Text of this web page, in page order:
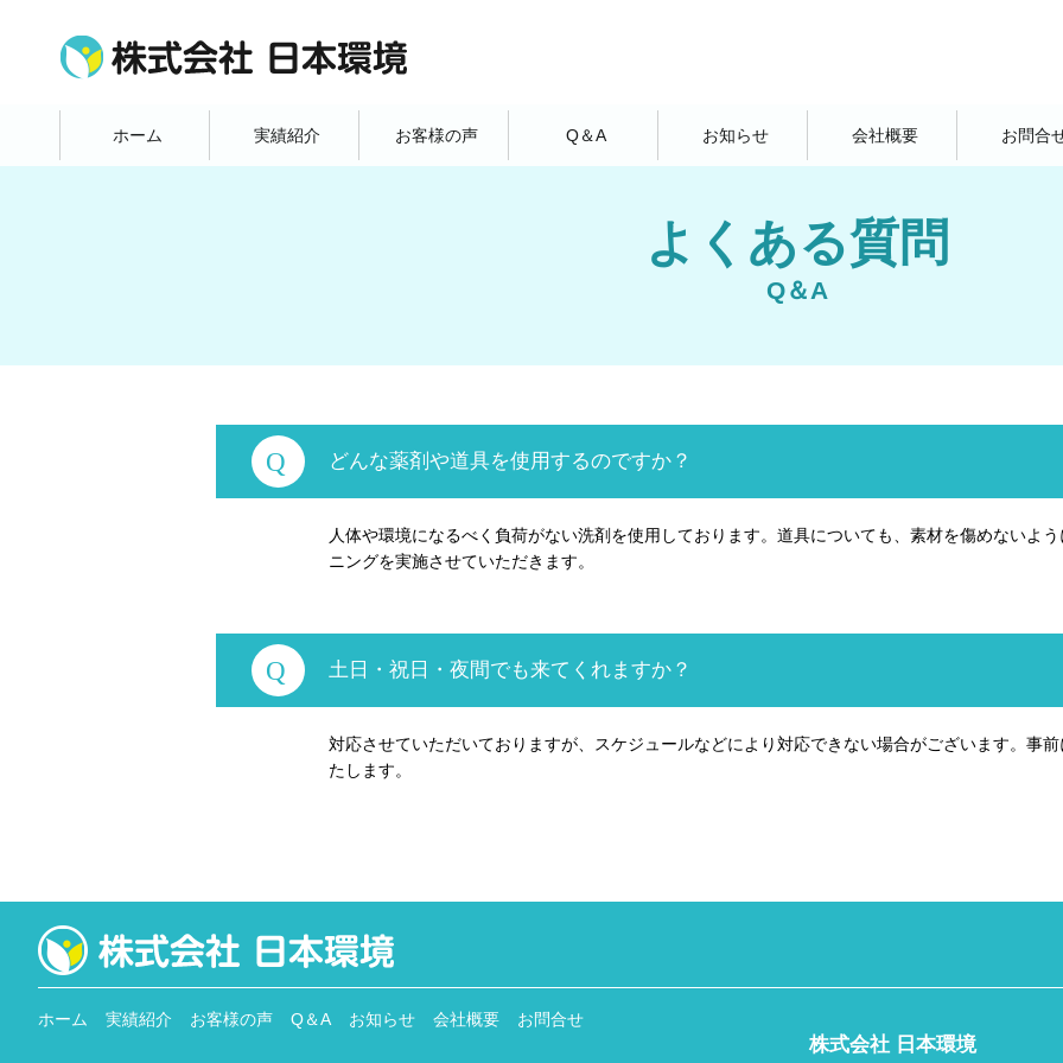
ホーム 実績紹介 お客様の声 Q＆A お知らせ 会社概要 お問合
よくある質問
Q＆A
どんな薬剤や道具を使用するのですか？
人体や環境になるべく負荷がない洗剤を使用しております。道具についても、素材を傷めないよ
ニングを実施させていただきます。
土日・祝日・夜間でも来てくれますか？
対応させていただいておりますが、スケジュールなどにより対応できない場合がございます。事
たします。
ホーム 実績紹介 お客様の声 Q＆A お知らせ 会社概要 お問合せ
株式会社 日本環境